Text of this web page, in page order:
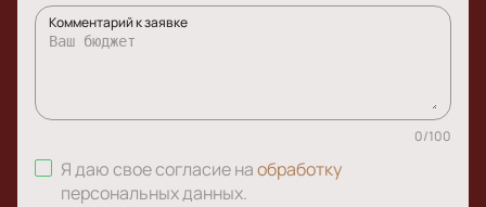
Комментарий к заявке
0/100
Я даю свое согласие наобработку
персональных данных.